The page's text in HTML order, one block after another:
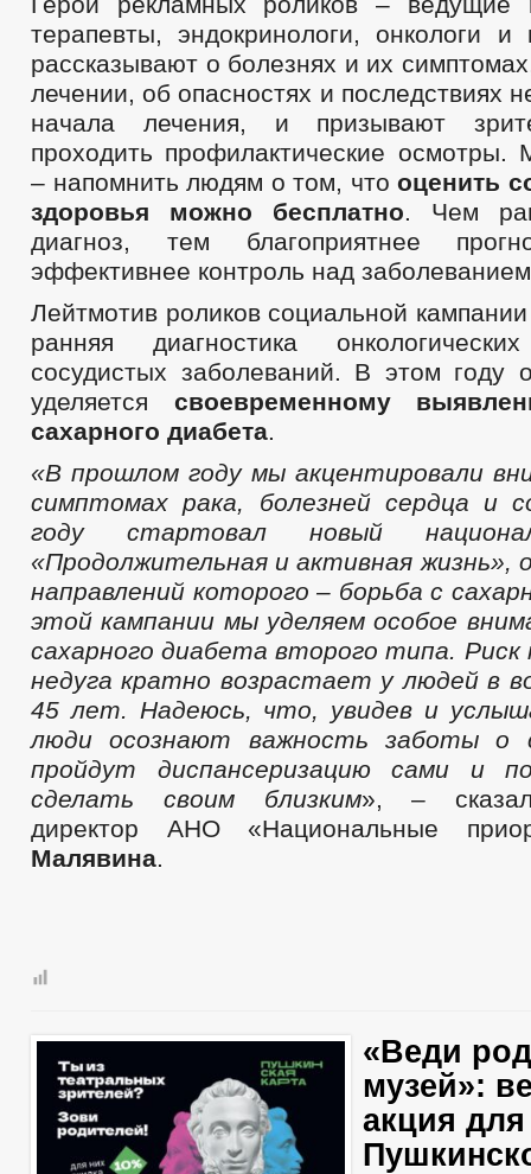
терапевты, эндокринологи, онкологи и
рассказывают о болезнях и их
лечении, об опасностях и последствиях
начала лечения, и призывают
проходить профилактические осмотры.
– напомнить людям о том, что оценить
здоровья можно бесплатно. Чем
диагноз, тем благоприятнее
эффективнее контроль над
Лейтмотив роликов социальной
ранняя диагностика
сосудистых заболеваний. В этом году
уделяется своевременному
сахарного диабета.
«В прошлом году мы акцентировали
симптомах рака, болезней сердца и
году стартовал новый
«Продолжительная и активная жизнь»,
направлений которого – борьба с
этой кампании мы уделяем особое
сахарного диабета второго типа. Риск
недуга кратно возрастает у людей в
45 лет. Надеюсь, что, увидев и
люди осознают важность заботы о
пройдут диспансеризацию сами и
сделать своим близким», –
директор АНО «Национальные
Малявина.
«Веди
музей»:
акция